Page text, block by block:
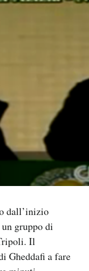
dall’inizio
gruppo di
Il
Gheddafi a fare